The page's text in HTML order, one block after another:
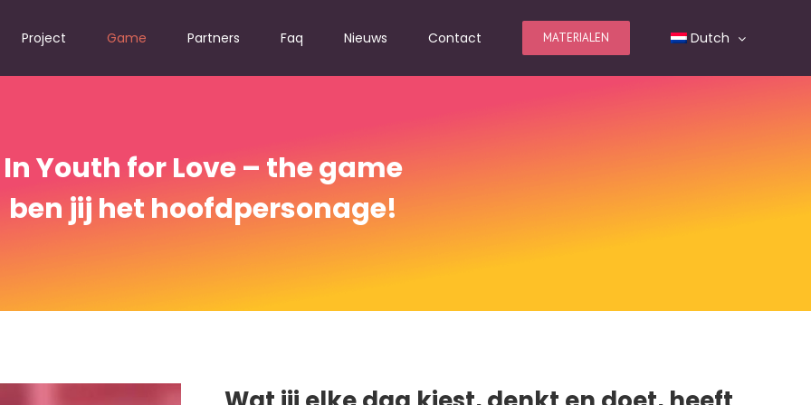
Project Game Partners Faq Nieuws Contact MATERIALEN Dutch
InYouth for Love – the game
ben jij het hoofdpersonage!